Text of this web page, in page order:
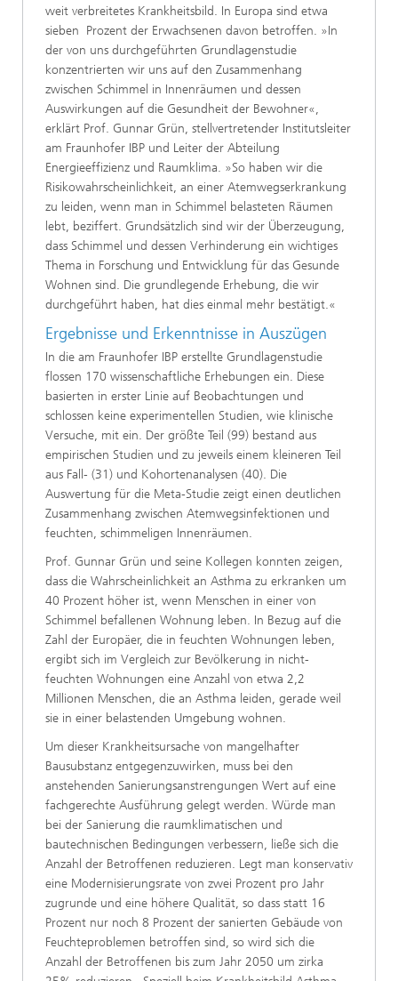
weit verbreitetes Krankheitsbild. In Europa sind etwa
sieben Prozent der Erwachsenen davon betroffen. »In
der von uns durchgeführten Grundlagenstudie
konzentrierten wir uns auf den Zusammenhang
zwischen Schimmel in Innenräumen und dessen
Auswirkungen auf die Gesundheit der Bewohner«,
erklärt Prof. Gunnar Grün, stellvertretender Institutsleiter
am Fraunhofer IBP und Leiter der Abteilung
Energieeffizienz und Raumklima. »So haben wir die
Risikowahrscheinlichkeit, an einer Atemwegserkrankung
zu leiden, wenn man in Schimmel belasteten Räumen
lebt, beziffert. Grundsätzlich sind wir der Überzeugung,
dass Schimmel und dessen Verhinderung ein wichtiges
Thema in Forschung und Entwicklung für das Gesunde
Wohnen sind. Die grundlegende Erhebung, die wir
durchgeführt haben, hat dies einmal mehr bestätigt.«
Ergebnisse und Erkenntnisse in Auszügen
In die am Fraunhofer IBP erstellte Grundlagenstudie
flossen 170 wissenschaftliche Erhebungen ein. Diese
basierten in erster Linie auf Beobachtungen und
schlossen keine experimentellen Studien, wie klinische
Versuche, mit ein. Der größte Teil (99) bestand aus
empirischen Studien und zu jeweils einem kleineren Teil
aus Fall- (31) und Kohortenanalysen (40). Die
Auswertung für die Meta-Studie zeigt einen deutlichen
Zusammenhang zwischen Atemwegsinfektionen und
feuchten, schimmeligen Innenräumen.
Prof. Gunnar Grün und seine Kollegen konnten zeigen,
dass die Wahrscheinlichkeit an Asthma zu erkranken um
40 Prozent höher ist, wenn Menschen in einer von
Schimmel befallenen Wohnung leben. In Bezug auf die
Zahl der Europäer, die in feuchten Wohnungen leben,
ergibt sich im Vergleich zur Bevölkerung in nicht-
feuchten Wohnungen eine Anzahl von etwa 2,2
Millionen Menschen, die an Asthma leiden, gerade weil
sie in einer belastenden Umgebung wohnen.
Um dieser Krankheitsursache von mangelhafter
Bausubstanz entgegenzuwirken, muss bei den
anstehenden Sanierungsanstrengungen Wert auf eine
fachgerechte Ausführung gelegt werden. Würde man
bei der Sanierung die raumklimatischen und
bautechnischen Bedingungen verbessern, ließe sich die
Anzahl der Betroffenen reduzieren. Legt man konservativ
eine Modernisierungsrate von zwei Prozent pro Jahr
zugrunde und eine höhere Qualität, so dass statt 16
Prozent nur noch 8 Prozent der sanierten Gebäude von
Feuchteproblemen betroffen sind, so wird sich die
Anzahl der Betroffenen bis zum Jahr 2050 um zirka